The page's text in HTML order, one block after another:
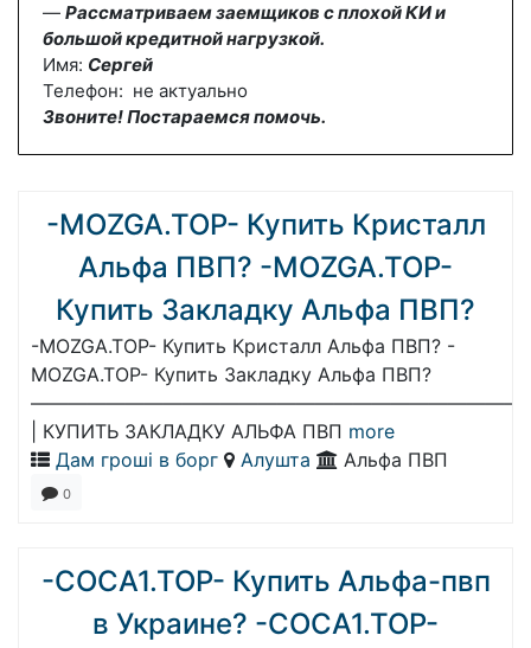
— Рассматриваем заемщиков с плохой КИ и
большой кредитной нагрузкой.
Имя: Сергей
Телефон: не актуально
Звоните! Постараемся помочь.
-MOZGA.TOP- Купить Кристалл
Альфа ПВП? -MOZGA.TOP-
Купить Закладку Альфа ПВП?
-MOZGA.TOP- Купить Кристалл Альфа ПВП? -
MOZGA.TOP- Купить Закладку Альфа ПВП?
| КУПИТЬ ЗАКЛАДКУ АЛЬФА ПВП more
Дам гроші в борг
Алушта Альфа ПВП
0
-COCA1.TOP- Купить Альфа-пвп
в Украине? -COCA1.TOP-